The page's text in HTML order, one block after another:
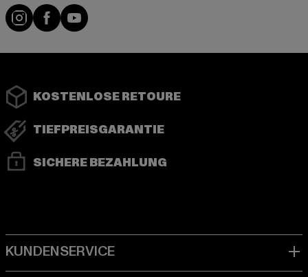
Instagram
FacebookYouTube
KOSTENLOSE RETOURE
TIEFPREISGARANTIE
SICHERE BEZAHLUNG